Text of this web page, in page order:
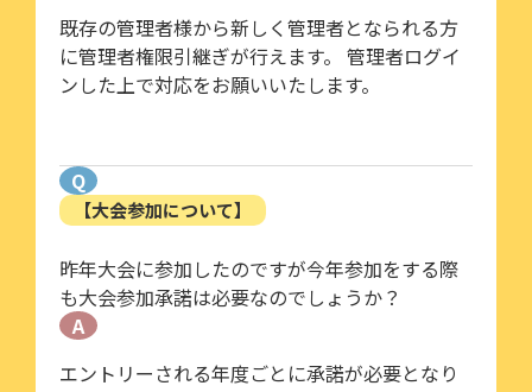
既存の管理者様から新しく管理者となられる方
に管理者権限引継ぎが行えます。 管理者ログイ
ンした上で対応をお願いいたします。
Q
【大会参加について】
昨年大会に参加したのですが今年参加をする際
も大会参加承諾は必要なのでしょうか？
A
エントリーされる年度ごとに承諾が必要となり